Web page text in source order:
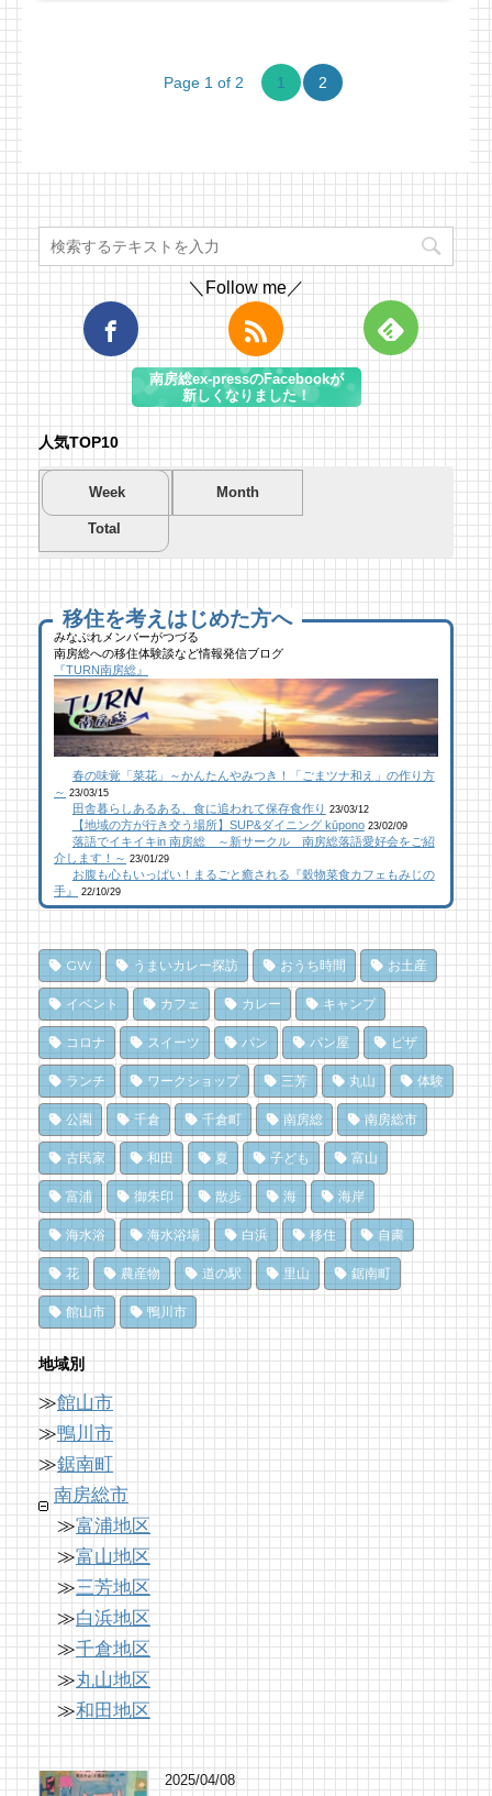
Page 1 of 2 1 2
＼Follow me／
南房総ex-pressのFacebookが
新しくなりました！
人気TOP10
Week Month
Total
夏を先取り！プールに行こう！
南房総市千倉B&G海洋センター
49 views|byTsuno
【コラボ】ジビエも揃う、鮮度抜群の南房総
おさかなセンター【安房國テレビ】
23 views
|by なべたゆかり
館山にオープン！地域の素材からはじめる物
作り工房
22 views|byなべたゆかり
南房総こんな素敵な所があった！| かじか橋
19 views|byCAT SEA KURO
乗馬初心者の私でも、海辺を楽しく散策でき
た！ 乗馬体験レポート
13 views|byなべたゆかり
ドライブ休憩にオススメ！「とみうら元気倶
楽部」でホッと一息♪
11 views | byフジイ ミツコ
海辺のナポリターノピザ「Goccia(ゴッチ
ャ)」
11 views|byMitchi3
ひみつだよ？
みつけて幸せ！南房総千倉のないしょのカフ
ェ
11 views|byTsuno
犬連れで楽しめる房総のカフェ Dining
Cafe（道の駅とみうら枇杷倶楽部）
11 views|byあやの
珈琲への探究心が半端ない！店主の自家焙煎
珈琲で極上のひとときを
11 views|byshouji naomi
夏を先取り！プールに行こう！
南房総市千倉B&G海洋センター
193 views |byTsuno
ブルーベリー狩りに行ってきた！「コロコロ
農園 庄兵衛」千倉町
109 views
|by 原みりか
館山にオープン！地域の素材からはじめる物
作り工房
106 views|byなべたゆかり
南房総こんな素敵な所があった！| かじか橋
100 views|byCAT SEA KURO
【コラボ】ジビエも揃う、鮮度抜群の南房総
おさかなセンター【安房國テレビ】
84 views|byなべたゆかり
夏のごほうびにこだわりのかき氷を風菓堂で
74 views|byフジイ ミツコ
乗馬初心者の私でも、海辺を楽しく散策でき
た！ 乗馬体験レポート
73 views| by なべたゆかり
夏だ、クジラ到来。クジラに会いに和田町に
行こう！〈前編〉
68 views|byshouji naomi
ドライブ休憩にオススメ！「とみうら元気倶
楽部」でホッと一息♪
62 views|byフジイ ミツコ
南房総の海を食らう！天然ところてん専門店
「ところてん小屋 青木」
60 views|by原みりか
海遊び＆キャンプするならココ！南房総のお
すすめキャンプ場まとめ【2】
40,693 views|by南 芙蓉
似顔絵ケーキに感動！館山のケーキ屋さん
「プチ アンジュ」
17,148 views| by福美
南房総パン屋めぐり【２】
橋本屋製パン店（館山市）
12,846 views|bychoco-love
南房総こんな素敵な所があった！| かじか橋
12,020 views|byCAT SEA KURO
南房総の海を食らう！天然ところてん専門店
「ところてん小屋 青木」
10,862 views|by原みりか
南房総パン屋めぐり【3】石窯パン工房そろ
そろ（鴨川市）前編パン
10,837 views| by choco-love
南房総パン屋めぐり【１】
クリケット（鴨川市）
10,470 views|bychoco-love
冬でも楽しめる！沖ノ島の無人島探検！
10,161 views|by福美
洗濯は持ち帰らない！カフェ併設のコインラ
ンドリーで帰宅前に洗濯
8,896 views|byなべたゆかり
「房総の駅とみうら」で夕食を済ませて渋滞
を回避しよう！
8,763 views|byari-iku
移住を考えはじめた方へ
みなぷれメンバーがつづる
南房総への移住体験談など情報発信ブログ
『TURN南房総』
春の味覚「菜花」～かんたんやみつき！「ごまツナ和え」の作り方
～ 23/03/15
田舎暮らしあるある、食に追われて保存食作り 23/03/12
【地域の方が行き交う場所】SUP&ダイニング kūpono 23/02/09
落語でイキイキin 南房総 ～新サークル 南房総落語愛好会をご紹
介します！～ 23/01/29
お腹も心もいっぱい！まるごと癒される『穀物菜食カフェもみじの
手』
22/10/29
GW うまいカレー探訪 おうち時間 お土産
イベント カフェ カレー キャンプ
コロナ スイーツ パン パン屋 ピザ
ランチ ワークショップ 三芳 丸山 体験
公園 千倉 千倉町 南房総 南房総市
古民家 和田 夏 子ども 富山
富浦 御朱印 散歩 海 海岸
海水浴 海水浴場 白浜 移住 自粛
花 農産物 道の駅 里山 鋸南町
館山市 鴨川市
地域別
≫館山市
≫鴨川市
≫鋸南町
南房総市
≫富浦地区
≫富山地区
≫三芳地区
≫白浜地区
≫千倉地区
≫丸山地区
≫和田地区
2025/04/08